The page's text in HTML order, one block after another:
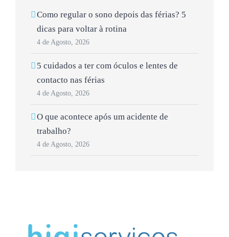
Como regular o sono depois das férias? 5
dicas para voltar à rotina
4 de Agosto, 2026
5 cuidados a ter com óculos e lentes de
contacto nas férias
4 de Agosto, 2026
O que acontece após um acidente de
trabalho?
4 de Agosto, 2026